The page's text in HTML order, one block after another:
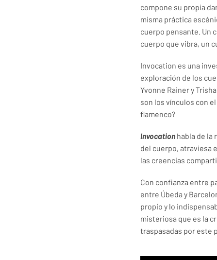
compone su propia
misma práctica
cuerpo pensante. Un
cuerpo que vibra, un
Invocation es una
exploración de los
Yvonne Rainer y
son los vínculos con
flamenco?
Invocationhabla de la
del cuerpo, atraviesa
las creencias
Con confianza entre
entre Úbeda y
propio y lo
misteriosa que es la
traspasadas por este